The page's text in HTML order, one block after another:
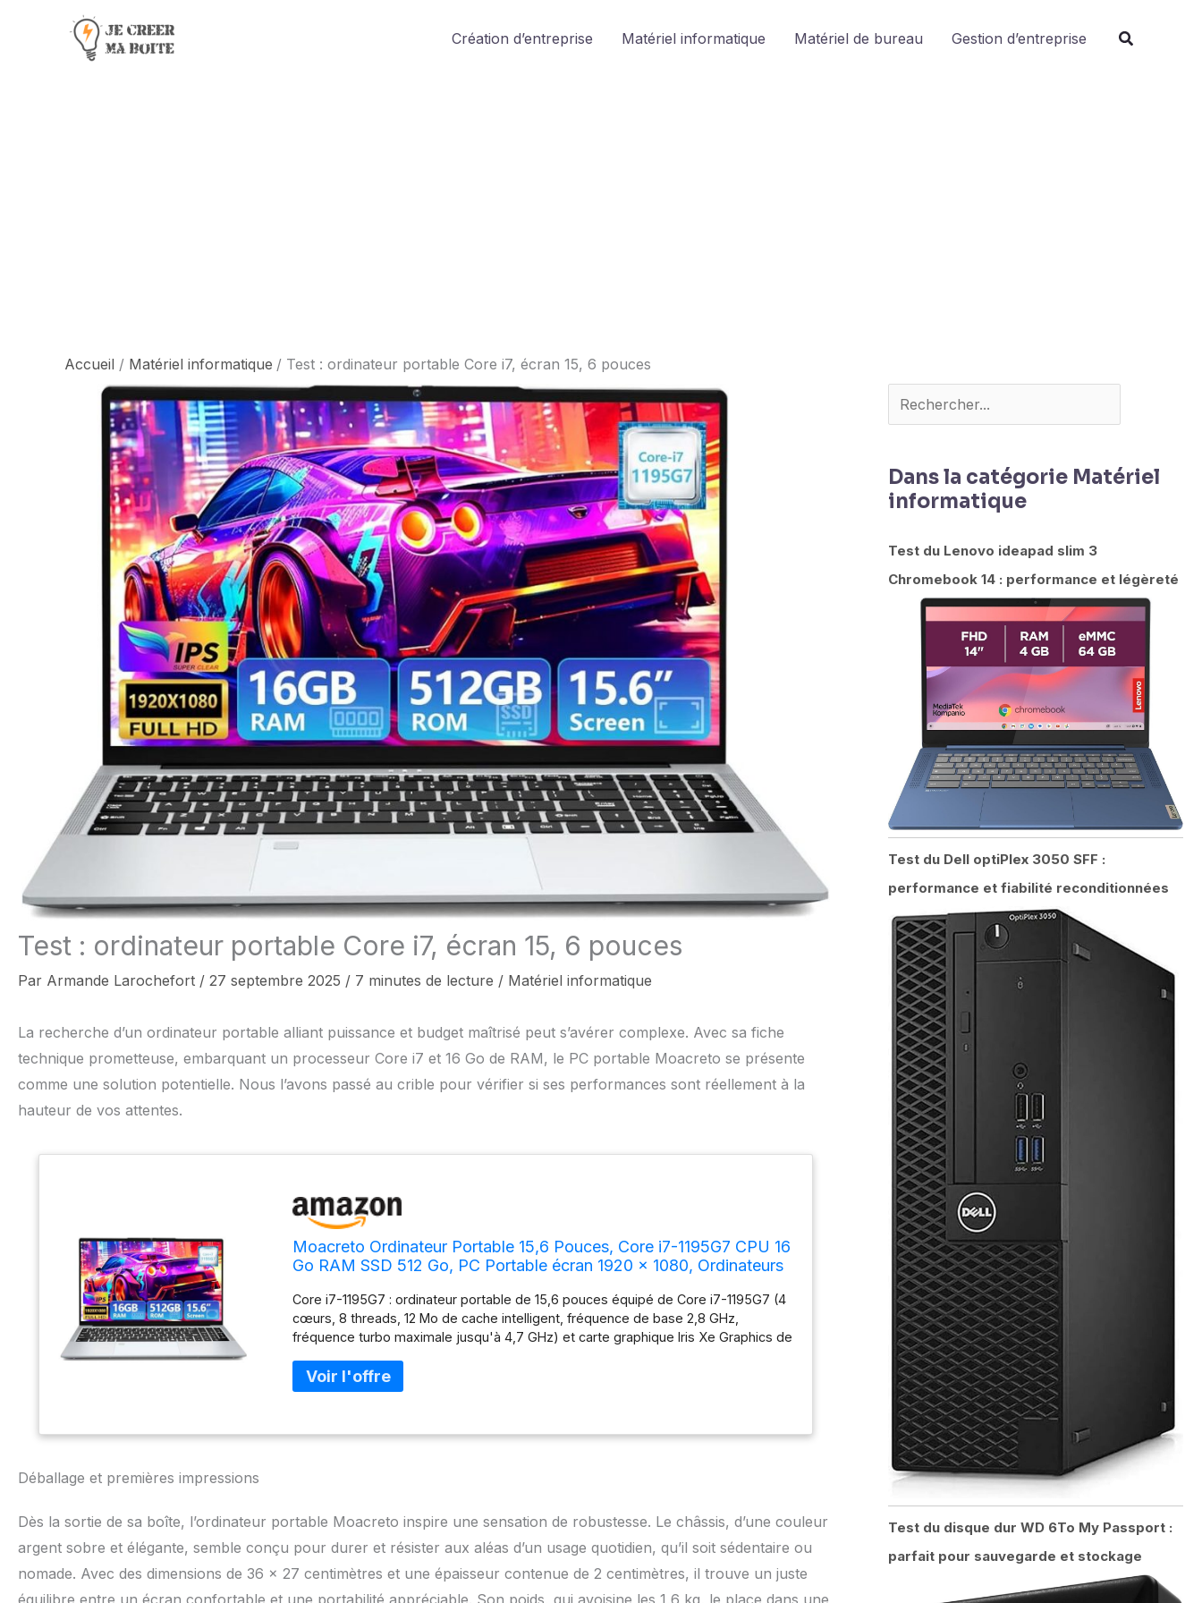
Création d’entreprise Matériel informatique Matériel de bureau Gestion d’entreprise
Accueil Matériel informatique Test : ordinateur portable Core i7, écran 15, 6 pouces
Test : ordinateur portable Core i7, écran 15, 6 pouces
Par Armande Larochefort / 27 septembre 2025 / 7 minutes de lecture / Matériel informatique
La recherche d’un ordinateur portable alliant puissance et budget maîtrisé peut s’avérer complexe. Avec sa fiche
technique prometteuse, embarquant un processeur Core i7 et 16 Go de RAM, le PC portable Moacreto se présente
comme une solution potentielle. Nous l’avons passé au crible pour vérifier si ses performances sont réellement à la
hauteur de vos attentes.
Moacreto Ordinateur Portable 15,6 Pouces, Core i7-1195G7 CPU 16
Go RAM SSD 512 Go, PC Portable écran 1920 x 1080, Ordinateurs
Laptop
Core i7-1195G7 : ordinateur portable de 15,6 pouces équipé de Core i7-1195G7 (4
cœurs, 8 threads, 12 Mo de cache intelligent, fréquence de base 2,8 GHz,
fréquence turbo maximale jusqu'à 4,7 GHz) et carte graphique Iris Xe Graphics de
d'utilisation fluide, efficace et sûre et peut gérer facilement diverses activités
complexes et logiciels de grande taille pour répondre à vos besoins de travail,
travail de bureau quotidien, ainsi que pour les jeux tels que PS, AI, édition vidéo,
jusqu'à 2 To d'extension de l'espace de stockage. L'interface M.2 (2280) * 2
prend en charge le protocole NVMe, vous offrant plus d'options de stockage et
stockage insuffisant. Déverrouillage par empreinte digitale, pas besoin d'insérer un
Déballage et premières impressions
Dès la sortie de sa boîte, l’ordinateur portable Moacreto inspire une sensation de robustesse. Le châssis, d’une couleur
argent sobre et élégante, semble conçu pour durer et résister aux aléas d’un usage quotidien, qu’il soit sédentaire ou
nomade. Avec des dimensions de 36 x 27 centimètres et une épaisseur contenue de 2 centimètres, il trouve un juste
e
Dans la catégorie Matériel
informatique
Test du Lenovo ideapad slim 3
Chromebook 14 : performance et légèreté
Test du Dell optiPlex 3050 SFF :
performance et fiabilité reconditionnées
Test du disque dur WD 6To My Passport :
parfait pour sauvegarde et stockage